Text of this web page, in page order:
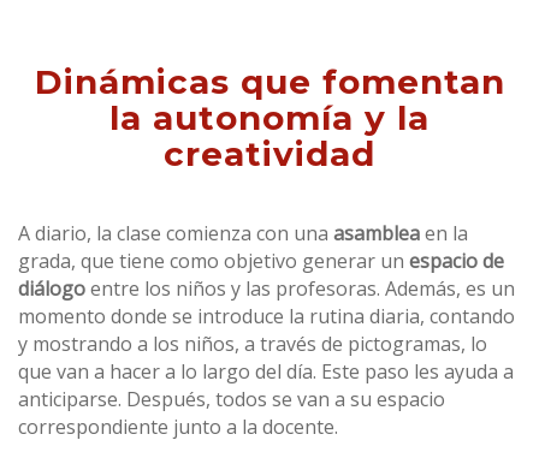
Dinámicas que fomentan
la autonomía y la
creatividad
A diario, la clase comienza con una asambleaen la
grada, que tiene como objetivo generar un espacio de
diálogoentre los niños y las profesoras. Además, es un
momento donde se introduce la rutina diaria, contando
y mostrando a los niños, a través de pictogramas, lo
que van a hacer a lo largo del día. Este paso les ayuda a
anticiparse. Después, todos se van a su espacio
correspondiente junto a la docente.